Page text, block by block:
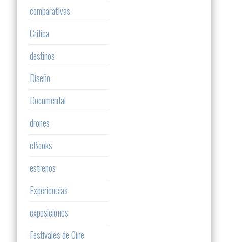
comparativas
Critica
destinos
Diseño
Documental
drones
eBooks
estrenos
Experiencias
exposiciones
Festivales de Cine